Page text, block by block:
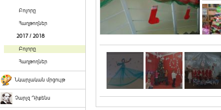
Բոլորը
Հաղթողներ
2017 / 2018
Բոլորը
Հաղթողներ
Նկարչական մրցույթ
Չարլզ Դիքենս